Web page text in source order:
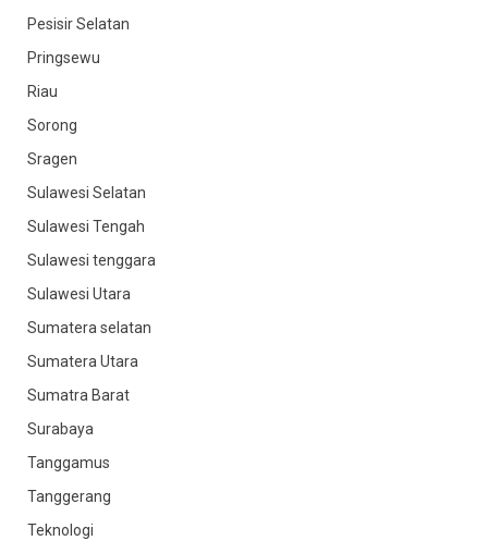
Pesisir Selatan
Pringsewu
Riau
Sorong
Sragen
Sulawesi Selatan
Sulawesi Tengah
Sulawesi tenggara
Sulawesi Utara
Sumatera selatan
Sumatera Utara
Sumatra Barat
Surabaya
Tanggamus
Tanggerang
Teknologi